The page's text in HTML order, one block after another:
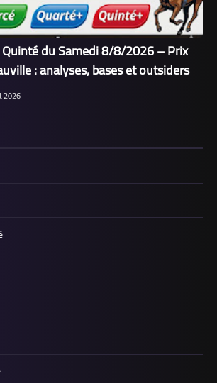
du Samedi 8/8/2026 – Prix
: analyses, bases et outsiders
2026